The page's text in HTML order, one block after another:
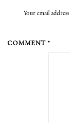
Your email
COMMENT *